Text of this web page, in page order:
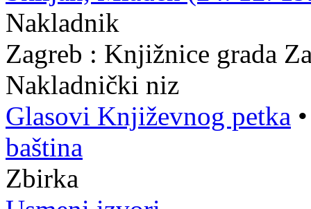
Nakladnik
Zagreb : Knjižnice grada
Nakladnički niz
Glasovi Književnog petka
baština
Zbirka